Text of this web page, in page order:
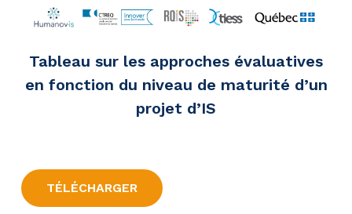
Tableau sur les approches évaluatives
en fonction du niveau de maturité d’un
projet d’IS
TÉLÉCHARGER